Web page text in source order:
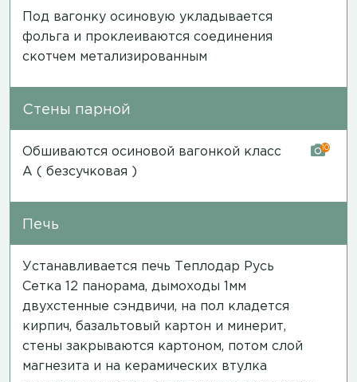
Под вагонку осиновую укладывается
фольга и проклеиваются соединения
скотчем метализированным
Стены парной
Обшиваются осиновой вагонкой класс
А ( безсучковая )
10
Печь
Устанавливается печь Теплодар Русь
Сетка 12 панорама, дымоходы 1мм
двухстенные сэндвичи, на пол кладется
кирпич, базальтовый картон и минерит,
стены закрываются картоном, потом слой
магнезита и на керамических втулка